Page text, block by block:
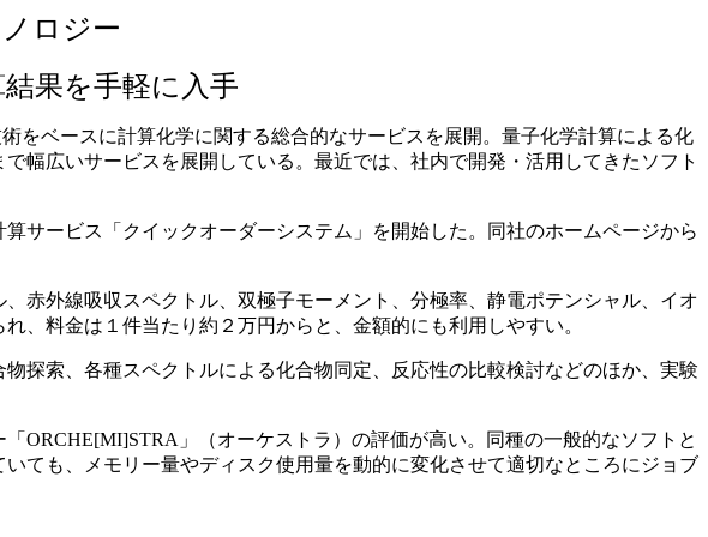
ロジー
果を手軽に入手
をベースに計算化学に関する総合的なサービスを展開。量子化学計算による化
幅広いサービスを展開している。最近では、社内で開発・活用してきたソフト
サービス「クイックオーダーシステム」を開始した。同社のホームページから
赤外線吸収スペクトル、双極子モーメント、分極率、静電ポテンシャル、イオ
、料金は１件当たり約２万円からと、金額的にも利用しやすい。
探索、各種スペクトルによる化合物同定、反応性の比較検討などのほか、実験
ORCHE[MI]STRA」（オーケストラ）の評価が高い。同種の一般的なソフトと
ても、メモリー量やディスク使用量を動的に変化させて適切なところにジョブ